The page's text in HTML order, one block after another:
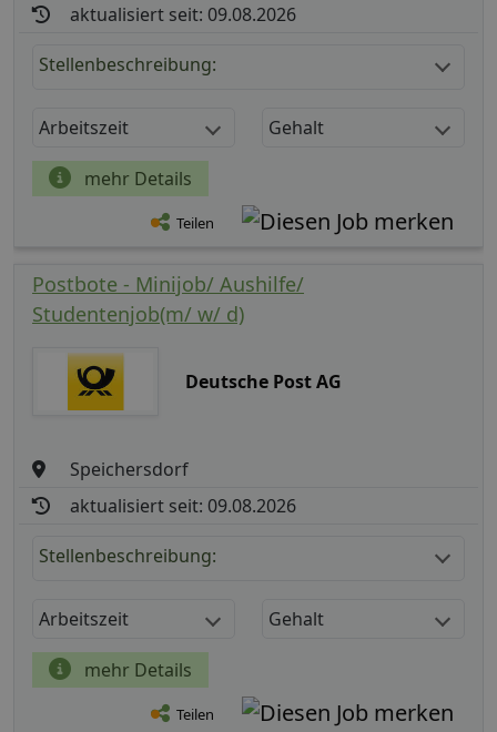
aktualisiert seit: 09.08.2026
Stellenbeschreibung:
Arbeitszeit Gehalt
mehr Details
Teilen
Postbote - Minijob/ Aushilfe/
Studentenjob(m/ w/ d)
Deutsche Post AG
Speichersdorf
aktualisiert seit: 09.08.2026
Stellenbeschreibung:
Arbeitszeit Gehalt
mehr Details
Teilen